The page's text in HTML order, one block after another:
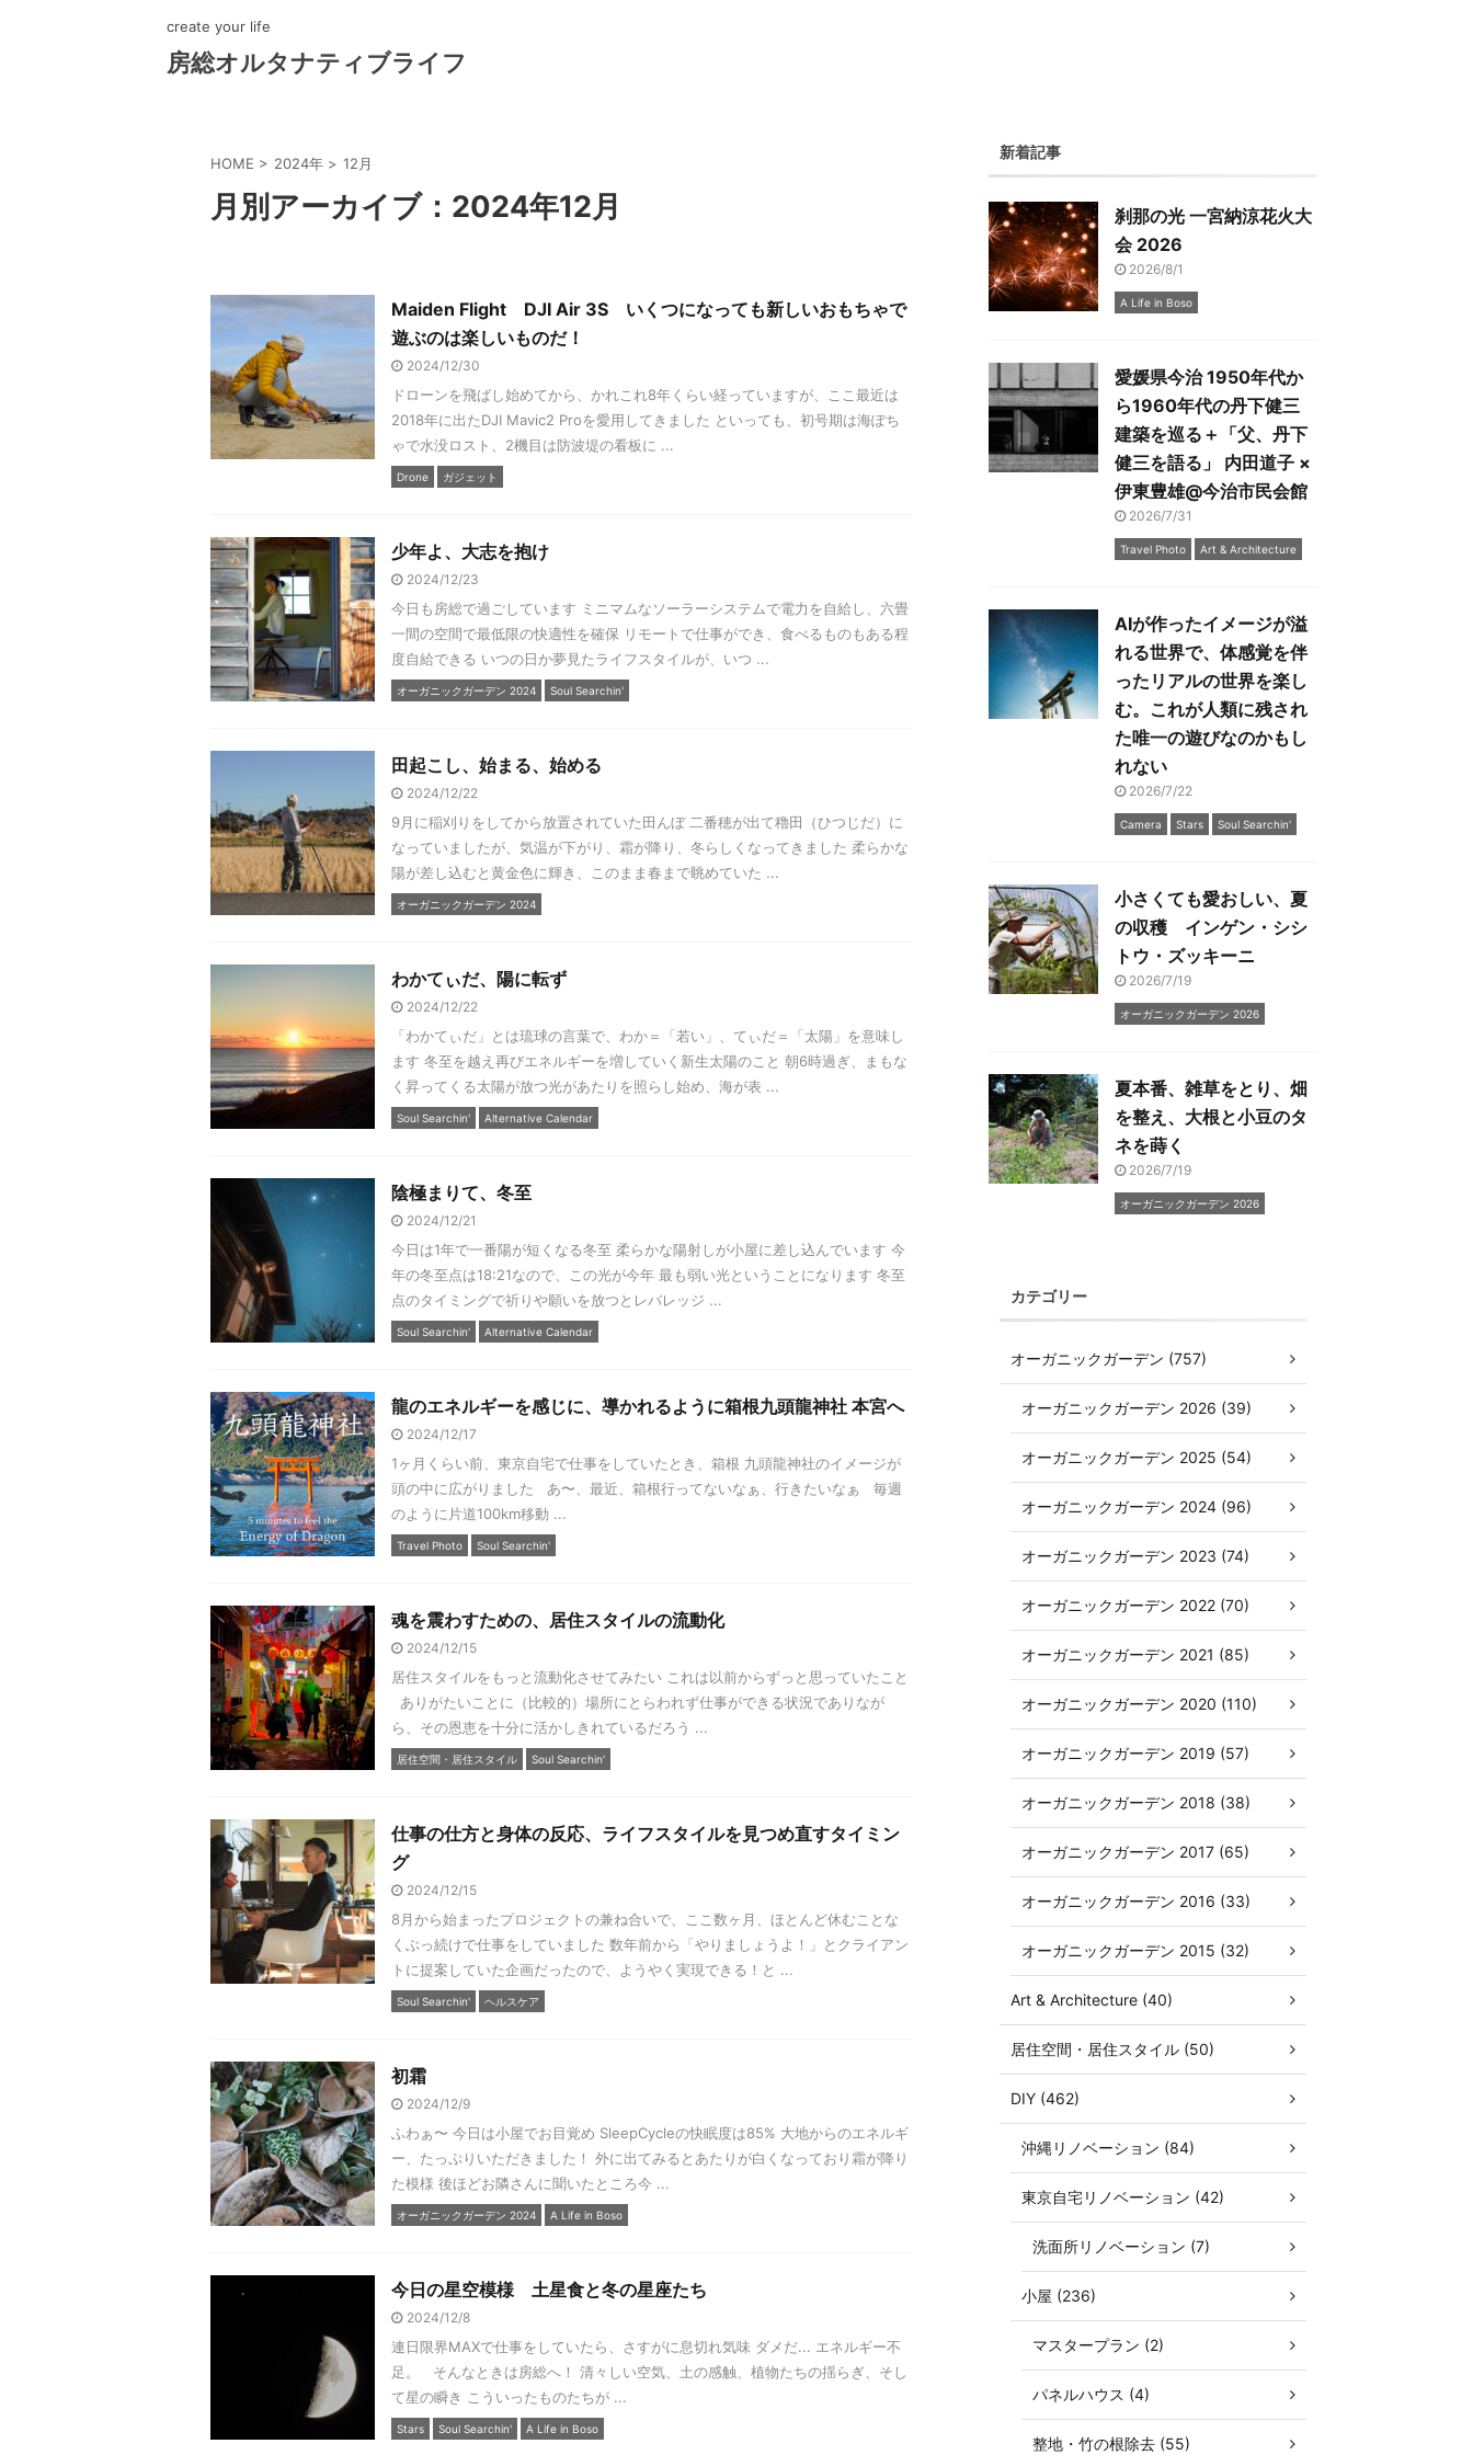
create your life
房総オルタナティブライフ
HOME > 2024年 > 12月
月別アーカイブ：2024年12月
Maiden Flight DJI Air 3S いくつになっても新しいおもちゃで
遊ぶのは楽しいものだ！
2024/12/30
ドローンを飛ばし始めてから、かれこれ8年くらい経っていますが、ここ最近は
2018年に出たDJI Mavic2 Proを愛用してきました といっても、初号期は海ぽち
ゃで水没ロスト、2機目は防波堤の看板に ...
Drone ガジェット
少年よ、大志を抱け
2024/12/23
今日も房総で過ごしています ミニマムなソーラーシステムで電力を自給し、六畳
一間の空間で最低限の快適性を確保 リモートで仕事ができ、食べるものもある程
度自給できる いつの日か夢見たライフスタイルが、いつ ...
オーガニックガーデン 2024 Soul Searchin'
田起こし、始まる、始める
2024/12/22
9月に稲刈りをしてから放置されていた田んぼ 二番穂が出て穭田（ひつじだ）に
なっていましたが、気温が下がり、霜が降り、冬らしくなってきました 柔らかな
陽が差し込むと黄金色に輝き、このまま春まで眺めていた ...
オーガニックガーデン 2024
わかてぃだ、陽に転ず
2024/12/22
「わかてぃだ」とは琉球の言葉で、わか＝「若い」、てぃだ＝「太陽」を意味し
ます 冬至を越え再びエネルギーを増していく新生太陽のこと 朝6時過ぎ、まもな
く昇ってくる太陽が放つ光があたりを照らし始め、海が表 ...
Soul Searchin' Alternative Calendar
陰極まりて、冬至
2024/12/21
今日は1年で一番陽が短くなる冬至 柔らかな陽射しが小屋に差し込んでいます 今
年の冬至点は18:21なので、この光が今年 最も弱い光ということになります 冬至
点のタイミングで祈りや願いを放つとレバレッジ ...
Soul Searchin' Alternative Calendar
龍のエネルギーを感じに、導かれるように箱根九頭龍神社 本宮へ
2024/12/17
1ヶ月くらい前、東京自宅で仕事をしていたとき、箱根 九頭龍神社のイメージが
頭の中に広がりました あ〜、最近、箱根行ってないなぁ、行きたいなぁ 毎週
のように片道100km移動 ...
Travel Photo Soul Searchin'
魂を震わすための、居住スタイルの流動化
2024/12/15
居住スタイルをもっと流動化させてみたい これは以前からずっと思っていたこと
ありがたいことに（比較的）場所にとらわれず仕事ができる状況でありなが
ら、その恩恵を十分に活かしきれているだろう ...
居住空間・居住スタイル Soul Searchin'
仕事の仕方と身体の反応、ライフスタイルを見つめ直すタイミン
グ
2024/12/15
8月から始まったプロジェクトの兼ね合いで、ここ数ヶ月、ほとんど休むことな
くぶっ続けで仕事をしていました 数年前から「やりましょうよ！」とクライアン
トに提案していた企画だったので、ようやく実現できる！と ...
Soul Searchin' ヘルスケア
初霜
2024/12/9
ふわぁ〜 今日は小屋でお目覚め SleepCycleの快眠度は85% 大地からのエネルギ
ー、たっぷりいただきました！ 外に出てみるとあたりが白くなっており霜が降り
た模様 後ほどお隣さんに聞いたところ今 ...
オーガニックガーデン 2024 A Life in Boso
今日の星空模様 土星食と冬の星座たち
2024/12/8
連日限界MAXで仕事をしていたら、さすがに息切れ気味 ダメだ... エネルギー不
足。 そんなときは房総へ！ 清々しい空気、土の感触、植物たちの揺らぎ、そし
て星の瞬き こういったものたちが ...
Stars Soul Searchin' A Life in Boso
新着記事
刹那の光 一宮納涼花火大
会 2026
2026/8/1
A Life in Boso
愛媛県今治 1950年代か
ら1960年代の丹下健三
建築を巡る＋「父、丹下
健三を語る」 内田道子 ×
伊東豊雄@今治市民会館
2026/7/31
Travel Photo Art & Architecture
AIが作ったイメージが溢
れる世界で、体感覚を伴
ったリアルの世界を楽し
む。これが人類に残され
た唯一の遊びなのかもし
れない
2026/7/22
Camera Stars Soul Searchin'
小さくても愛おしい、夏
の収穫 インゲン・シシ
トウ・ズッキーニ
2026/7/19
オーガニックガーデン 2026
夏本番、雑草をとり、畑
を整え、大根と小豆のタ
ネを蒔く
2026/7/19
オーガニックガーデン 2026
カテゴリー
オーガニックガーデン (757)
オーガニックガーデン 2026 (39)
オーガニックガーデン 2025 (54)
オーガニックガーデン 2024 (96)
オーガニックガーデン 2023 (74)
オーガニックガーデン 2022 (70)
オーガニックガーデン 2021 (85)
オーガニックガーデン 2020 (110)
オーガニックガーデン 2019 (57)
オーガニックガーデン 2018 (38)
オーガニックガーデン 2017 (65)
オーガニックガーデン 2016 (33)
オーガニックガーデン 2015 (32)
Art & Architecture (40)
居住空間・居住スタイル (50)
DIY (462)
沖縄リノベーション (84)
東京自宅リノベーション (42)
洗面所リノベーション (7)
小屋 (236)
マスタープラン (2)
パネルハウス (4)
整地・竹の根除去 (55)